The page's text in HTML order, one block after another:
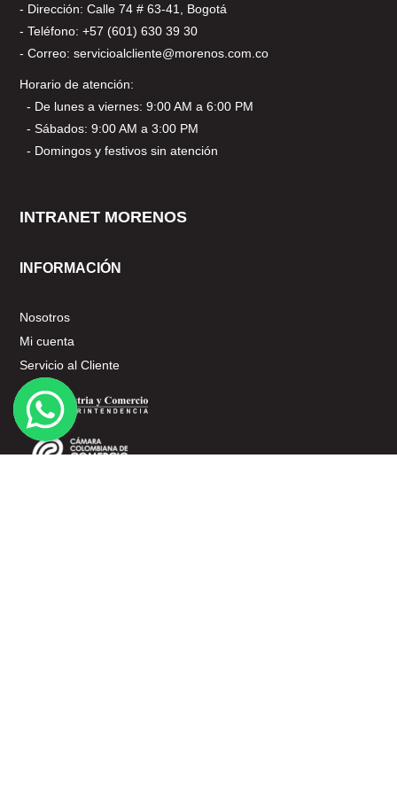
- Dirección: Calle 74 # 63-41, Bogotá
- Teléfono: +57 (601) 630 39 30
- Correo: servicioalcliente@morenos.com.co
Horario de atención:
- De lunes a viernes: 9:00 AM a 6:00 PM
- Sábados: 9:00 AM a 3:00 PM
- Domingos y festivos sin atención
INTRANET MORENOS
INFORMACIÓN
Nosotros
Mi cuenta
Servicio al Cliente